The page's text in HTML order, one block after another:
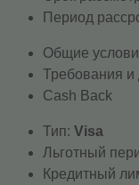
Период
Общие
Требования и
Cash Back
Тип: Visa
Льготный
Кредитный